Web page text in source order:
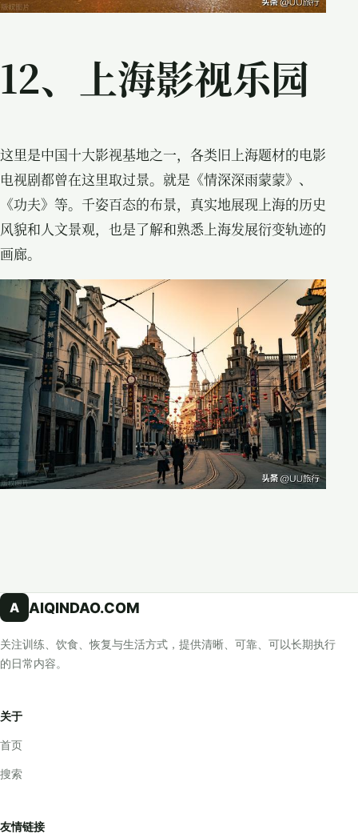
12、上海影视乐园
这里是中国十大影视基地之一，各类旧上海题材的电影
电视剧都曾在这里取过景。就是《情深深雨蒙蒙》、
《功夫》等。千姿百态的布景，真实地展现上海的历史
风貌和人文景观，也是了解和熟悉上海发展衍变轨迹的
画廊。
A AIQINDAO.COM
关注训练、饮食、恢复与生活方式，提供清晰、可靠、可以长期执行
的日常内容。
关于
首页
搜索
友情链接